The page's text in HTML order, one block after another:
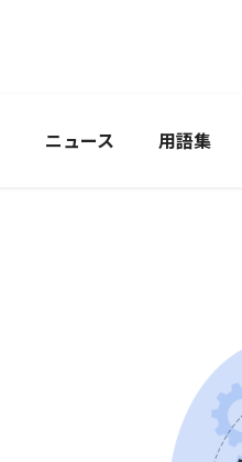
ニュース 用語集